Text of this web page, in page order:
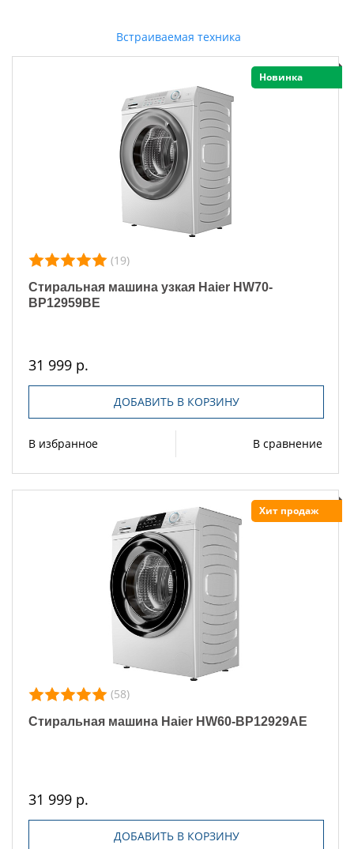
Встраиваемая техника
Новинка
(19)
Стиральная машина узкая Haier HW70-
BP12959BE
31 999 р.
ДОБАВИТЬ В КОРЗИНУ
В избранное В сравнение
Хит продаж
(58)
Стиральная машина Haier HW60-BP12929AE
31 999 р.
ДОБАВИТЬ В КОРЗИНУ